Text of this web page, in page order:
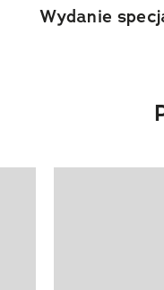
Wydanie